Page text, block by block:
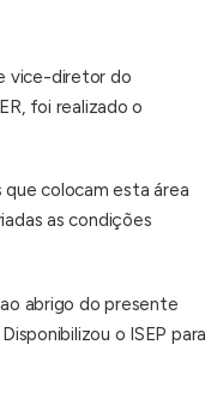
vice-diretor do
foi realizado o
colocam esta área
as condições
abrigo do presente
o ISEP para